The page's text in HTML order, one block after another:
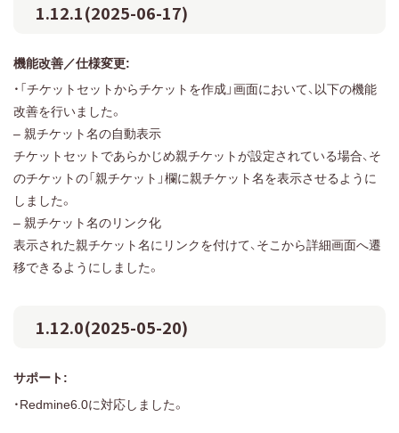
1.12.1(2025-06-17)
機能改善／仕様変更:
・「チケットセットからチケットを作成」画面において、以下の機能
改善を行いました。
– 親チケット名の自動表示
チケットセットであらかじめ親チケットが設定されている場合、そ
のチケットの「親チケット」欄に親チケット名を表示させるように
しました。
– 親チケット名のリンク化
表示された親チケット名にリンクを付けて、そこから詳細画面へ遷
移できるようにしました。
1.12.0(2025-05-20)
サポート:
・Redmine6.0に対応しました。